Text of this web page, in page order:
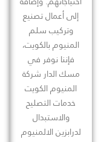
إلى أعمال تصنيع
وتركيب سلم
المنيوم بالكويت،
فإننا نوفر في
مسك الدار شركة
المنيوم الكويت
خدمات التصليح
والاستبدال
لدرابزين الالمنيوم